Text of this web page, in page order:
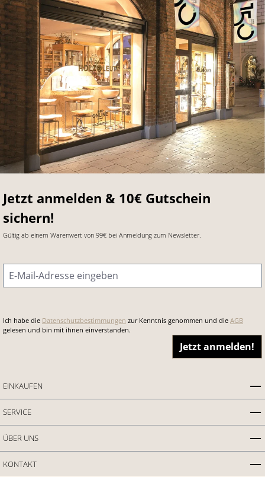
Jetzt anmelden & 10€ Gutschein
sichern!
Gültig ab einem Warenwert von 99€ bei Anmeldung zum Newsletter.
E-Mail-Adresse
Ich habe die Datenschutzbestimmungen zur Kenntnis genommen und die AGB
gelesen und bin mit ihnen einverstanden.
Jetzt anmelden!
EINKAUFEN
SERVICE
ÜBER UNS
KONTAKT